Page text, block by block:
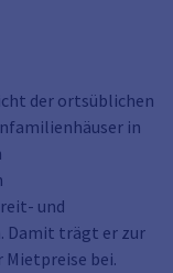
der ortsüblichen
in
und
Damit trägt er zur
Mietpreise bei.